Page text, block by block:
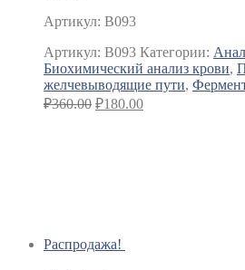
Артикул: B093
Артикул: B093 Категории:
Биохимический анализ крови,
желчевыводящие пути,
₽360.00 ₽180.00
Распродажа!